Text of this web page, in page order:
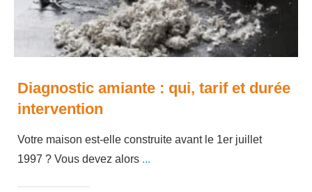
Diagnostic amiante : qui, tarif et durée
intervention
Votre maison est-elle construite avant le 1er juillet
1997 ? Vous devez alors ...